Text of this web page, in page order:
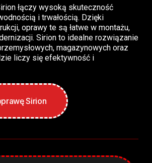
łączy wysoką skuteczność
i trwałością. Dzięki
oprawy te są łatwe w montażu,
Sirion to idealne rozwiązanie
magazynowych oraz
liczy się efektywność i
Sirion